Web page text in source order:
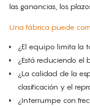
las ganancias, los
Una fábrica puede
¿El equipo limita la
¿Está reduciendo el
¿La calidad de la
clasificación y el
¿Interrumpe con